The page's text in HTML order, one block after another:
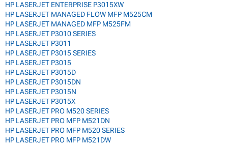
HP LASERJET ENTERPRISE P3015XW
HP LASERJET MANAGED FLOW MFP M525CM
HP LASERJET MANAGED MFP M525FM
HP LASERJET P3010 SERIES
HP LASERJET P3011
HP LASERJET P3015 SERIES
HP LASERJET P3015
HP LASERJET P3015D
HP LASERJET P3015DN
HP LASERJET P3015N
HP LASERJET P3015X
HP LASERJET PRO M520 SERIES
HP LASERJET PRO MFP M521DN
HP LASERJET PRO MFP M520 SERIES
HP LASERJET PRO MFP M521DW